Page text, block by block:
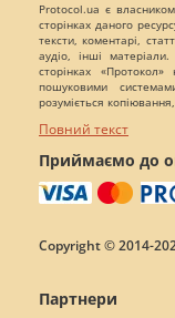
Protocol.ua є
сторінках даного
тексти, коментарі,
аудіо, інші
сторінках «Протокол»
пошуковими
розуміється
Повний текст
Приймаємо до
Copyright © 2014-
Партнери